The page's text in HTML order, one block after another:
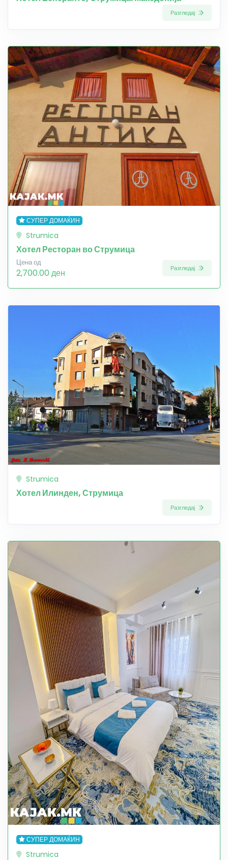
Разгледај
СУПЕР ДОМАЌИН
Strumica
Хотел Ресторан во Струмица
Цена од
2,700.00 ден Разгледај
Strumica
Хотел Илинден, Струмица
Разгледај
СУПЕР ДОМАЌИН
Strumica